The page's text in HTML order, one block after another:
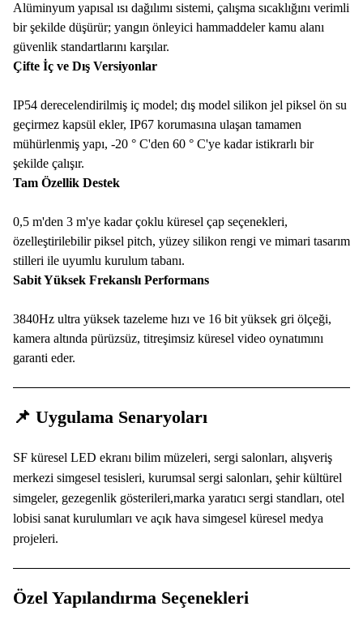
Alüminyum yapısal ısı dağılımı sistemi, çalışma sıcaklığını verimli
bir şekilde düşürür; yangın önleyici hammaddeler kamu alanı
güvenlik standartlarını karşılar.
Çifte İç ve Dış Versiyonlar
IP54 derecelendirilmiş iç model; dış model silikon jel piksel ön su
geçirmez kapsül ekler, IP67 korumasına ulaşan tamamen
mühürlenmiş yapı, -20 ° C'den 60 ° C'ye kadar istikrarlı bir
şekilde çalışır.
Tam Özellik Destek
0,5 m'den 3 m'ye kadar çoklu küresel çap seçenekleri,
özelleştirilebilir piksel pitch, yüzey silikon rengi ve mimari tasarım
stilleri ile uyumlu kurulum tabanı.
Sabit Yüksek Frekanslı Performans
3840Hz ultra yüksek tazeleme hızı ve 16 bit yüksek gri ölçeği,
kamera altında pürüzsüz, titreşimsiz küresel video oynatımını
garanti eder.
📌 Uygulama Senaryoları
SF küresel LED ekranı bilim müzeleri, sergi salonları, alışveriş
merkezi simgesel tesisleri, kurumsal sergi salonları, şehir kültürel
simgeler, gezegenlik gösterileri,marka yaratıcı sergi standları, otel
lobisi sanat kurulumları ve açık hava simgesel küresel medya
projeleri.
Özel Yapılandırma Seçenekleri